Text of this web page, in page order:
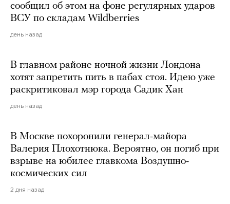
сообщил об этом на фоне регулярных ударов
ВСУ по складам Wildberries
день назад
В главном районе ночной жизни Лондона
хотят запретить пить в пабах стоя. Идею уже
раскритиковал мэр города Садик Хан
день назад
В Москве похоронили генерал-майора
Валерия Плохотнюка. Вероятно, он погиб при
взрыве на юбилее главкома Воздушно-
космических сил
2 дня назад